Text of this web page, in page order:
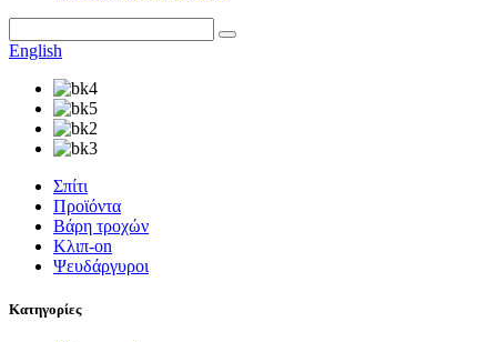
English
Σπίτι
Προϊόντα
Βάρη τροχών
Κλιπ-on
Ψευδάργυροι
Κατηγορίες